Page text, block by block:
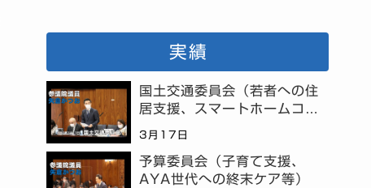
実績
国土交通委員会（若者への住
居支援、スマートホームコミ
3月17日
予算委員会（子育て支援、
AYA世代への終末ケア等）